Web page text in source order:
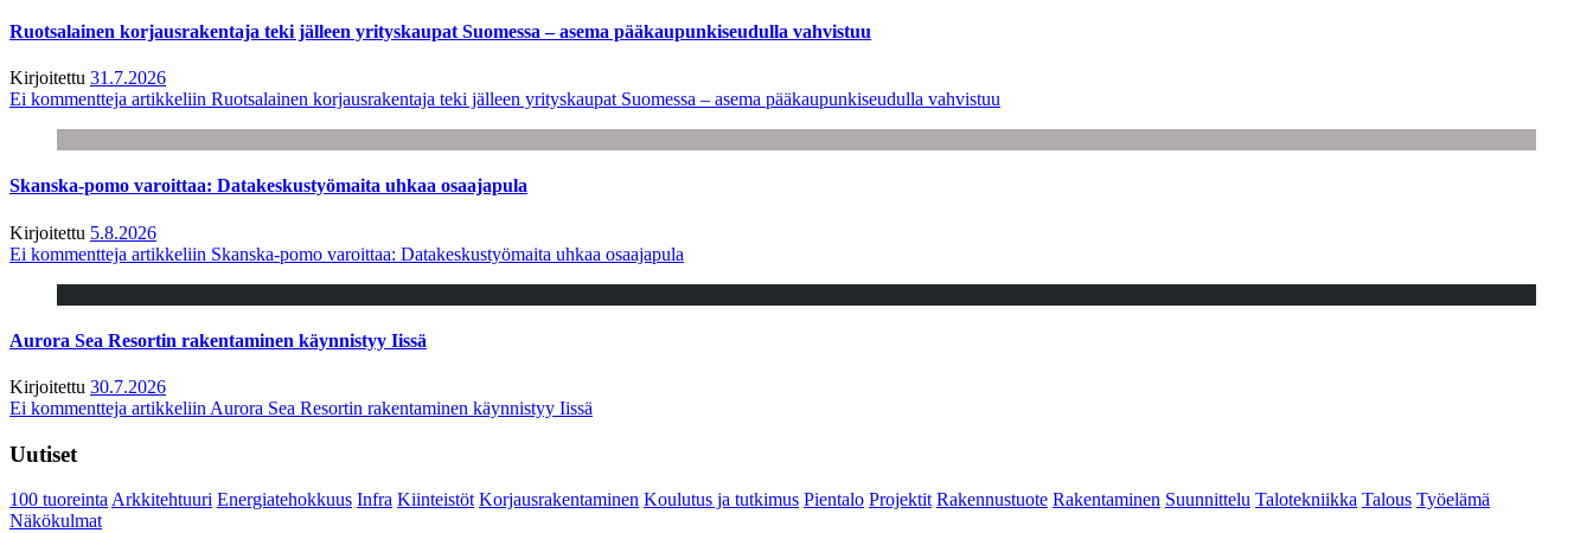
Ruotsalainen korjausrakentaja teki jälleen yrityskaupat Suomessa – asema pääkaupunkiseudulla vahvistuu
Kirjoitettu 31.7.2026
Ei kommentteja artikkeliin Ruotsalainen korjausrakentaja teki jälleen yrityskaupat Suomessa – asema pääkaupunkiseudulla vahvistuu
Skanska-pomo varoittaa: Datakeskustyömaita uhkaa osaajapula
Kirjoitettu 5.8.2026
Ei kommentteja artikkeliin Skanska-pomo varoittaa: Datakeskustyömaita uhkaa osaajapula
Aurora Sea Resortin rakentaminen käynnistyy Iissä
Kirjoitettu 30.7.2026
Ei kommentteja artikkeliin Aurora Sea Resortin rakentaminen käynnistyy Iissä
Uutiset
100 tuoreintaArkkitehtuuri Energiatehokkuus Infra Kiinteistöt Korjausrakentaminen Koulutus ja tutkimus Pientalo Projektit Rakennustuote Rakentaminen Suunnittelu Talotekniikka Talous Työelämä
Näkökulmat